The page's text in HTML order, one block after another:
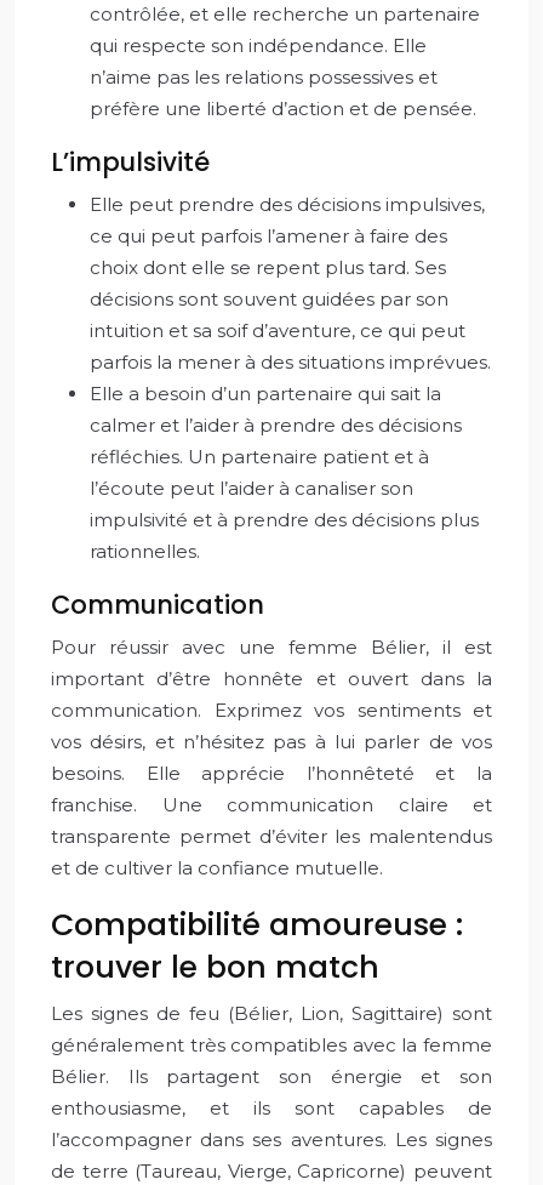
contrôlée, et elle recherche un partenaire
qui respecte son indépendance. Elle
n’aime pas les relations possessives et
préfère une liberté d’action et de pensée.
L’impulsivité
Elle peut prendre des décisions impulsives,
ce qui peut parfois l’amener à faire des
choix dont elle se repent plus tard. Ses
décisions sont souvent guidées par son
intuition et sa soif d’aventure, ce qui peut
parfois la mener à des situations imprévues.
Elle a besoin d’un partenaire qui sait la
calmer et l’aider à prendre des décisions
réfléchies. Un partenaire patient et à
l’écoute peut l’aider à canaliser son
impulsivité et à prendre des décisions plus
rationnelles.
Communication
Pour réussir avec une femme Bélier, il est
important d’être honnête et ouvert dans la
communication. Exprimez vos sentiments et
vos désirs, et n’hésitez pas à lui parler de vos
besoins. Elle apprécie l’honnêteté et la
franchise. Une communication claire et
transparente permet d’éviter les malentendus
et de cultiver la confiance mutuelle.
Compatibilité amoureuse :
trouver le bon match
Les signes de feu (Bélier, Lion, Sagittaire) sont
généralement très compatibles avec la femme
Bélier. Ils partagent son énergie et son
enthousiasme, et ils sont capables de
l’accompagner dans ses aventures. Les signes
de terre (Taureau, Vierge, Capricorne) peuvent